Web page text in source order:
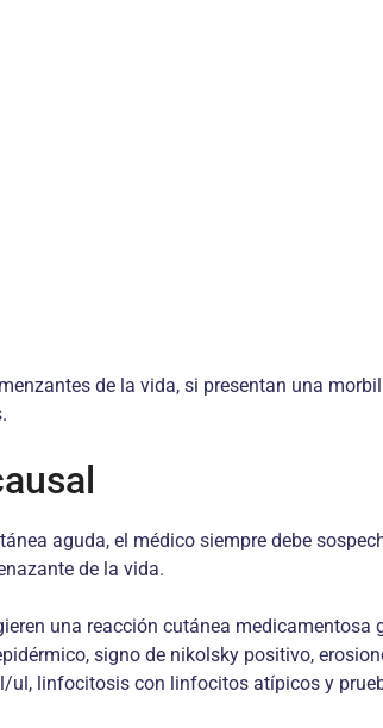
de la vida, si presentan una
aguda, el médico siempre debe
de la vida.
una reacción cutánea
signo de nikolsky positivo,
linfocitosis con linfocitos atípicos y